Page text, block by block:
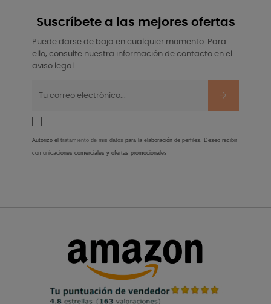
Suscríbete a las mejores ofertas
Puede darse de baja en cualquier momento. Para
ello, consulte nuestra información de contacto en el
aviso legal.
Autorizo el tratamiento de mis datos para la elaboración de perfiles. Deseo recibir
comunicaciones comerciales y ofertas promocionales